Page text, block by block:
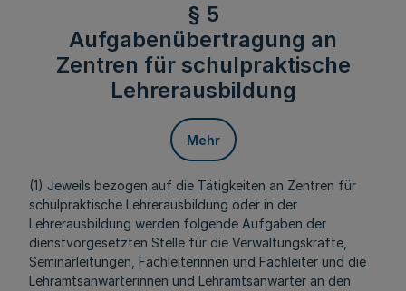
§ 5
Aufgabenübertragung an
Zentren für schulpraktische
Lehrerausbildung
Mehr
(1) Jeweils bezogen auf die Tätigkeiten an Zentren für
schulpraktische Lehrerausbildung oder in der
Lehrerausbildung werden folgende Aufgaben der
dienstvorgesetzten Stelle für die Verwaltungskräfte,
Seminarleitungen, Fachleiterinnen und Fachleiter und die
Lehramtsanwärterinnen und Lehramtsanwärter an den